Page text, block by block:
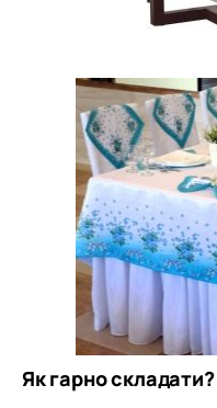
Як гарно складати?